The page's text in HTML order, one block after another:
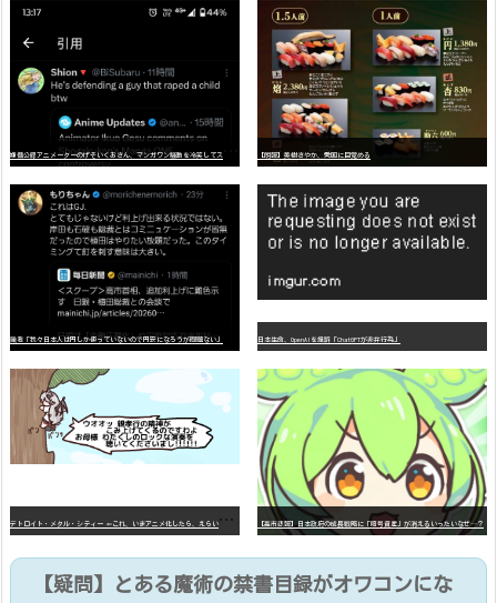
【朗報】美樹さやか、愛国に目覚める
識者「我々日本人は円しか使っていないので円安になろうが問題ない」 日本生命、OpenAIを提訴「ChatGPTが非弁行為」
デ
トロイト・メタル・シティー ⇐これ、いまアニメ化したら、えらいことになってたよな？ 【高市悲報】日本政府の成長戦略に「暗号資産」が消えるいったいなぜ…？
【疑問】とある魔術の禁書目録がオワコンにな